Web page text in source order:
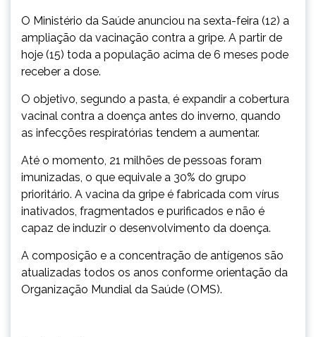
O Ministério da Saúde anunciou na sexta-feira (12) a
ampliação da vacinação contra a gripe. A partir de
hoje (15) toda a população acima de 6 meses pode
receber a dose.
O objetivo, segundo a pasta, é expandir a cobertura
vacinal contra a doença antes do inverno, quando
as infecções respiratórias tendem a aumentar.
Até o momento, 21 milhões de pessoas foram
imunizadas, o que equivale a 30% do grupo
prioritário. A vacina da gripe é fabricada com vírus
inativados, fragmentados e purificados e não é
capaz de induzir o desenvolvimento da doença.
A composição e a concentração de antígenos são
atualizadas todos os anos conforme orientação da
Organização Mundial da Saúde (OMS).